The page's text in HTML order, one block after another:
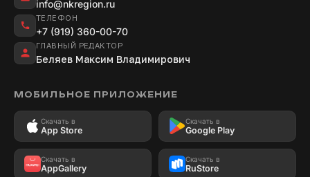
info@nkregion.ru
ТЕЛЕФОН
+7 (919) 360-00-70
ГЛАВНЫЙ РЕДАКТОР
Беляев Максим Владимирович
МОБИЛЬНОЕ ПРИЛОЖЕНИЕ
Скачать в
App Store
Скачать в
Google Play
Скачать в
AppGallery
Скачать в
RuStore